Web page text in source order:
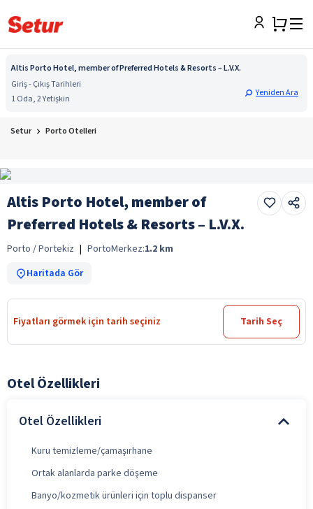
Altis Porto Hotel, member of Preferred Hotels & Resorts – L.V.X.
Giriş - Çıkış Tarihleri
1 Oda, 2 Yetişkin
Yeniden Ara
Setur Porto Otelleri
Altis Porto Hotel, member of
Preferred Hotels & Resorts – L.V.X.
Porto / Portekiz | PortoMerkez:1.2 km
Haritada Gör
Fiyatları görmek için tarih seçiniz Tarih Seç
Otel Özellikleri
Otel Özellikleri
Kuru temizleme/çamaşırhane
Ortak alanlarda parke döşeme
Banyo/kozmetik ürünleri için toplu dispanser